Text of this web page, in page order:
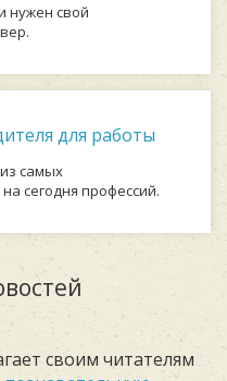
нужен свой
для работы
самых
сегодня профессий.
своим читателям